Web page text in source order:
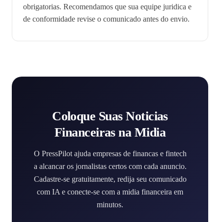
obrigatorias. Recomendamos que sua equipe juridica e
de conformidade revise o comunicado antes do envio.
Coloque Suas Noticias
Financeiras na Midia
O PressPilot ajuda empresas de financas e fintech
a alcancar os jornalistas certos com cada anuncio.
Cadastre-se gratuitamente, redija seu comunicado
com IA e conecte-se com a midia financeira em
minutos.